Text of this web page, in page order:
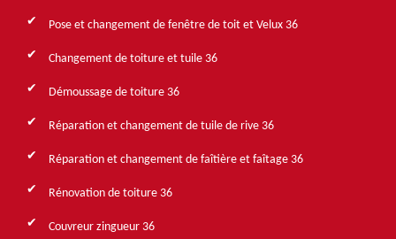
Pose et changement de fenêtre de toit et Velux 36
Changement de toiture et tuile 36
Démoussage de toiture 36
Réparation et changement de tuile de rive 36
Réparation et changement de faîtière et faîtage 36
Rénovation de toiture 36
Couvreur zingueur 36